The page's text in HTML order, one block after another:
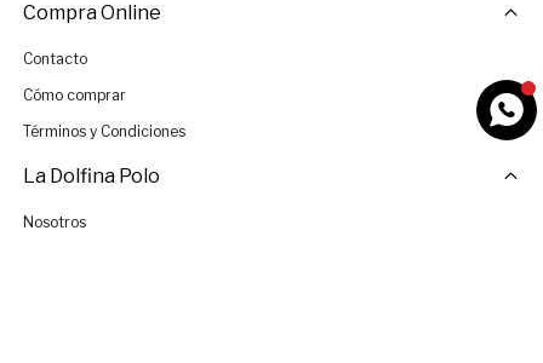
Compra Online
Contacto
Cómo comprar
Términos y Condiciones
La Dolfina Polo
Nosotros